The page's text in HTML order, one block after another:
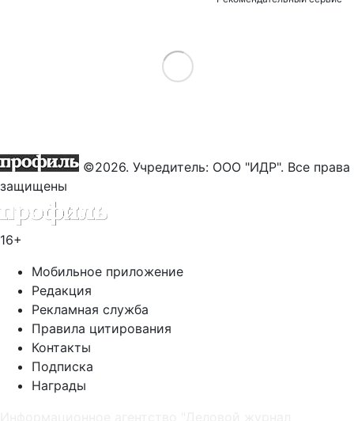
Load More
©2026. Учредитель: ООО "ИДР". Все права
защищены
16+
Мобильное приложение
Редакция
Рекламная служба
Правила цитирования
Контакты
Подписка
Награды